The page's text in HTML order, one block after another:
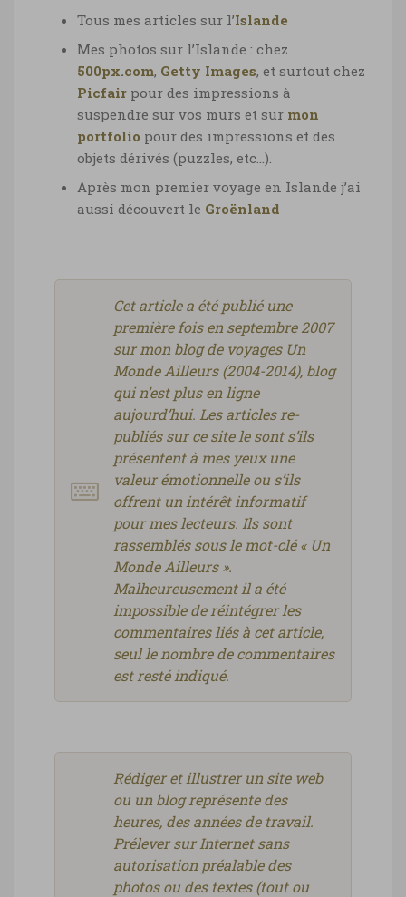
Tous mes articles sur l’Islande
Mes photos sur l’Islande : chez
500px.com, Getty Images, et surtout chez
Picfair pour des impressions à
suspendre sur vos murs et sur mon
portfolio pour des impressions et des
objets dérivés (puzzles, etc…).
Après mon premier voyage en Islande j’ai
aussi découvert le Groënland
Cet article a été publié une
première fois en septembre 2007
sur mon blog de voyages Un
Monde Ailleurs (2004-2014), blog
qui n’est plus en ligne
aujourd’hui. Les articles re-
publiés sur ce site le sont s’ils
présentent à mes yeux une
valeur émotionnelle ou s’ils
offrent un intérêt informatif
pour mes lecteurs. Ils sont
rassemblés sous le mot-clé « Un
Monde Ailleurs ».
Malheureusement il a été
impossible de réintégrer les
commentaires liés à cet article,
seul le nombre de commentaires
est resté indiqué.
Rédiger et illustrer un site web
ou un blog représente des
heures, des années de travail.
Prélever sur Internet sans
autorisation préalable des
photos ou des textes (tout ou